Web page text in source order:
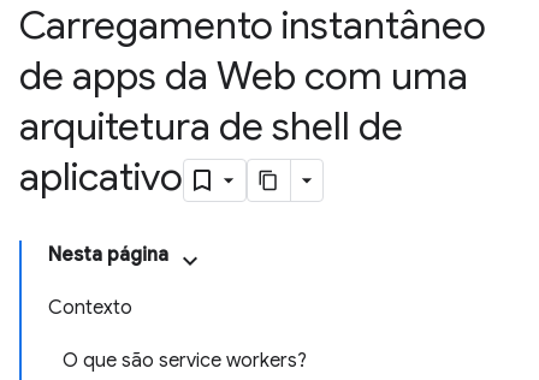
Carregamento instantâneo
de apps da Web com uma
arquitetura de shell de
aplicativo
Nesta página
Contexto
O que são service workers?